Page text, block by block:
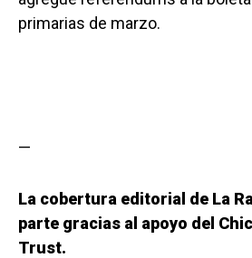
primarias de marzo.
—
La cobertura editorial de La
parte gracias al apoyo del
Trust.